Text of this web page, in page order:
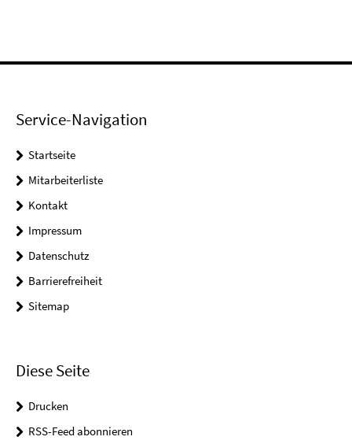
Service-Navigation
Startseite
Mitarbeiterliste
Kontakt
Impressum
Datenschutz
Barrierefreiheit
Sitemap
Diese Seite
Drucken
RSS-Feed abonnieren